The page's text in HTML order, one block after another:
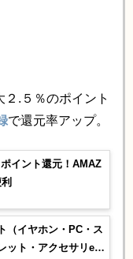
.５％のポイント
で還元率アップ。
イント還元！AMAZ
（イヤホン・PC・ス
ット・アクセサリet